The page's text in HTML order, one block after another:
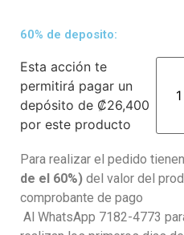
60% de deposito:
Esta acción te
permitirá pagar un
depósito de ₡26,400
por este producto
Para realizar el pedido
de el 60%) del valor del
comprobante de pago
Al WhatsApp 7182-4773